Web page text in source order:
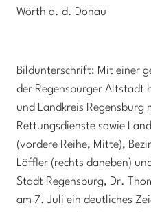
Wörth a. d. Donau
Bildunterschrift: Mit einer
der Regensburger Altstadt
und Landkreis Regensburg
Rettungsdienste sowie
(vordere Reihe, Mitte),
Löffler (rechts daneben)
Stadt Regensburg, Dr.
am 7. Juli ein deutliches